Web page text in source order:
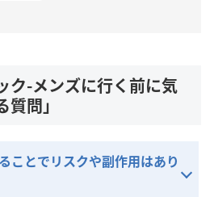
ク-メンズに行く前に気
問」
ことでリスクや副作用はあり